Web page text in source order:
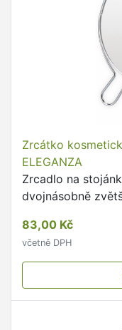
Zrcátko
ELEGANZA
Zrcadlo na
dvojnásobně
83,00 Kč
včetně DPH